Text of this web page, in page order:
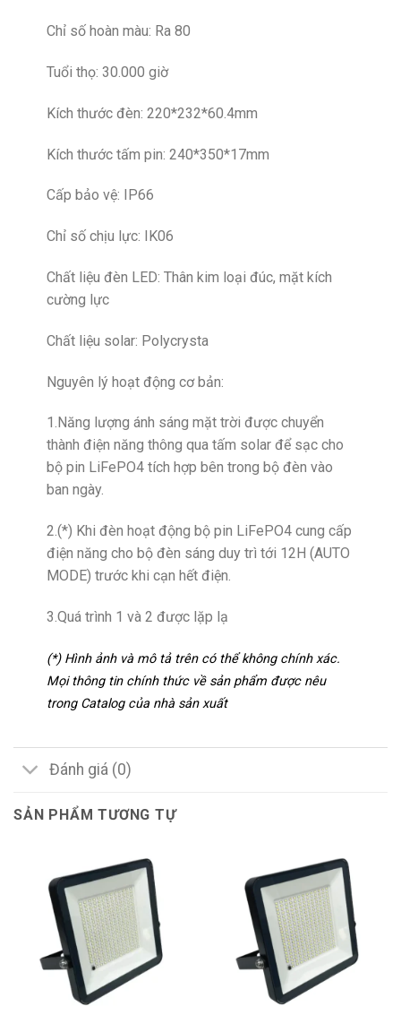
Chỉ số hoàn màu: Ra 80
Tuổi thọ: 30.000 giờ
Kích thước đèn: 220*232*60.4mm
Kích thước tấm pin: 240*350*17mm
Cấp bảo vệ: IP66
Chỉ số chịu lực: IK06
Chất liệu đèn LED: Thân kim loại đúc, mặt kích
cường lực
Chất liệu solar: Polycrysta
Nguyên lý hoạt động cơ bản:
1.Năng lượng ánh sáng mặt trời được chuyển
thành điện năng thông qua tấm solar để sạc cho
bộ pin LiFePO4 tích hợp bên trong bộ đèn vào
ban ngày.
2.(*) Khi đèn hoạt động bộ pin LiFePO4 cung cấp
điện năng cho bộ đèn sáng duy trì tới 12H (AUTO
MODE) trước khi cạn hết điện.
3.Quá trình 1 và 2 được lặp lạ
(*) Hình ảnh và mô tả trên có thể không chính xác.
Mọi thông tin chính thức về sản phẩm được nêu
trong Catalog của nhà sản xuất
Đánh giá (0)
SẢN PHẨM TƯƠNG TỰ